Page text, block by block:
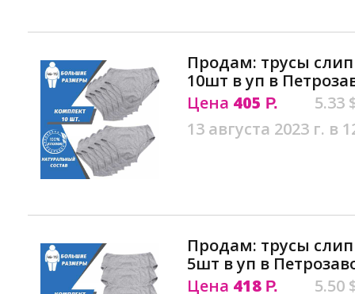
Продам: трусы
10шт в уп в
Цена 405 Р.
5.33
13 августа 2023 г. в
Продам: трусы
5шт в уп в
Цена 418 Р.
5.50